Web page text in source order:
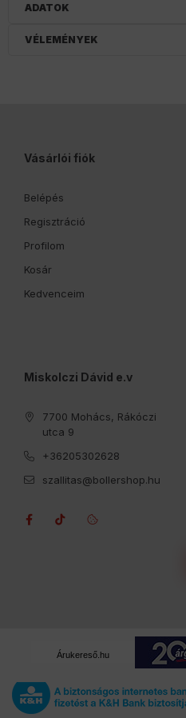
ADATOK
VÉLEMÉNYEK
Vásárlói fiók
Belépés
Regisztráció
Profilom
Kosár
Kedvenceim
Miskolczi Dávid e.v
7700 Mohács, Rákóczi
utca 9
+36205302628
szallitas@bollershop.hu
Árukereső.hu